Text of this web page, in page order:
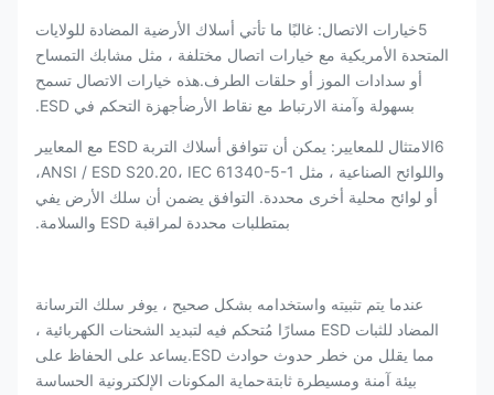
5خيارات الاتصال: غالبًا ما تأتي أسلاك الأرضية المضادة للولايات
المتحدة الأمريكية مع خيارات اتصال مختلفة ، مثل مشابك التمساح
أو سدادات الموز أو حلقات الطرف.هذه خيارات الاتصال تسمح
بسهولة وآمنة الارتباط مع نقاط الأرضأجهزة التحكم في ESD.
6الامتثال للمعايير: يمكن أن تتوافق أسلاك التربة ESD مع المعايير
واللوائح الصناعية ، مثل ANSI / ESD S20.20، IEC 61340-5-1،
أو لوائح محلية أخرى محددة. التوافق يضمن أن سلك الأرض يفي
بمتطلبات محددة لمراقبة ESD والسلامة.
عندما يتم تثبيته واستخدامه بشكل صحيح ، يوفر سلك الترسانة
المضاد للثبات ESD مسارًا مُتحكم فيه لتبديد الشحنات الكهربائية ،
مما يقلل من خطر حدوث حوادث ESD.يساعد على الحفاظ على
بيئة آمنة ومسيطرة ثابتةحماية المكونات الإلكترونية الحساسة